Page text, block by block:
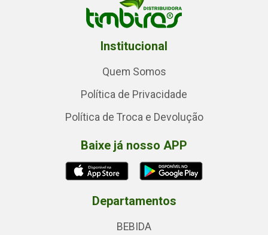
Institucional
Quem Somos
Política de Privacidade
Política de Troca e Devolução
Baixe já nosso APP
Departamentos
BEBIDA